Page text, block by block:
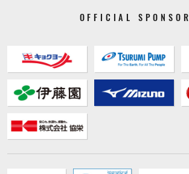
OFFICIAL SPONSOR